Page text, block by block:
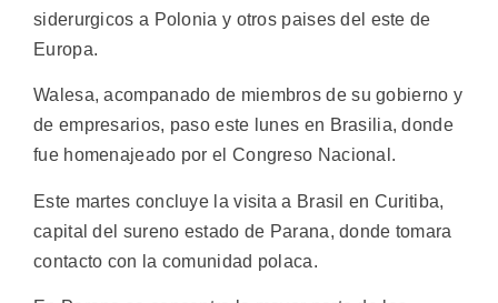
siderurgicos a Polonia y otros paises del este de
Europa.
Walesa, acompanado de miembros de su gobierno y
de empresarios, paso este lunes en Brasilia, donde
fue homenajeado por el Congreso Nacional.
Este martes concluye la visita a Brasil en Curitiba,
capital del sureno estado de Parana, donde tomara
contacto con la comunidad polaca.